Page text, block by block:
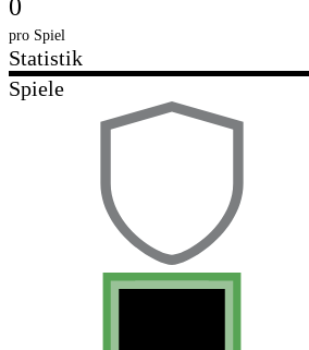
0
pro Spiel
Statistik
Spiele